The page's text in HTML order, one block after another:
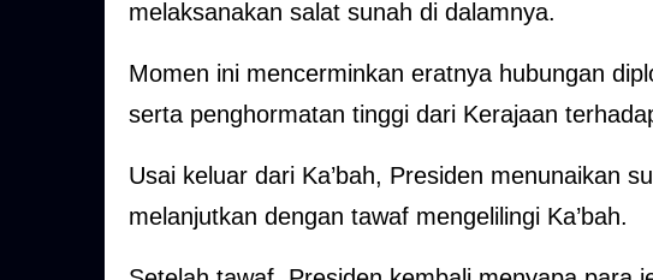
melaksanakan salat sunah di dalamnya.
Momen ini mencerminkan eratnya hubungan
serta penghormatan tinggi dari Kerajaan
Usai keluar dari Ka’bah, Presiden menunaikan
melanjutkan dengan tawaf mengelilingi Ka’bah.